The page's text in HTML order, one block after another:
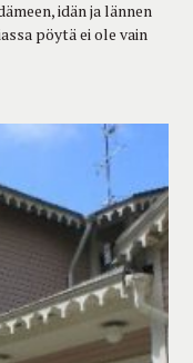
idän ja lännen
pöytä ei ole vain